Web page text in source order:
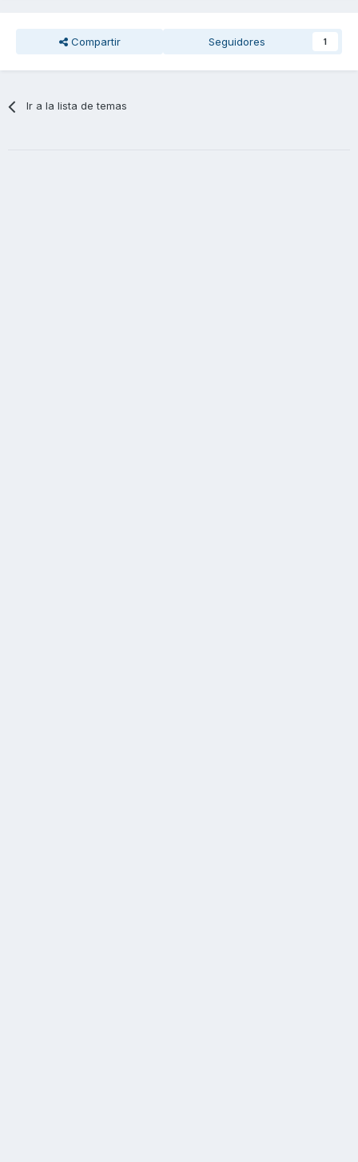
Compartir Seguidores 1
Ir a la lista de temas